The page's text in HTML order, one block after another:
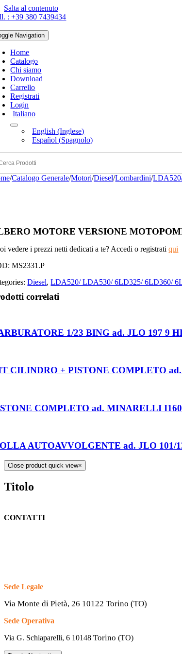
Salta al contenuto
: +39 380 7439434
Navigation
Home
Catalogo
Chi siamo
Download
Carrello
Registrati
Login
Italiano
English (Inglese)
Español (Spagnolo)
/Catalogo Generale/Motori/Diesel/Lombardini/
MOTORE VERSIONE
vedere i prezzi netti dedicati a te? Accedi o registratiqui
MS2331.P
Diesel,LDA520/ LDA530/ 6LD325/ 6LD360/
correlati
1/23 BING ad. JLO 197 9
CILINDRO + PISTONE COMPLETO ad.
COMPLETO ad. MINARELLI I160
AUTOAVVOLGENTE ad. JLO 101/
Close product quick view×
Titolo
CONTATTI
Sede Legale
Via Monte di Pietà, 26 10122 Torino (TO)
Sede Operativa
Via G. Schiaparelli, 6 10148 Torino (TO)